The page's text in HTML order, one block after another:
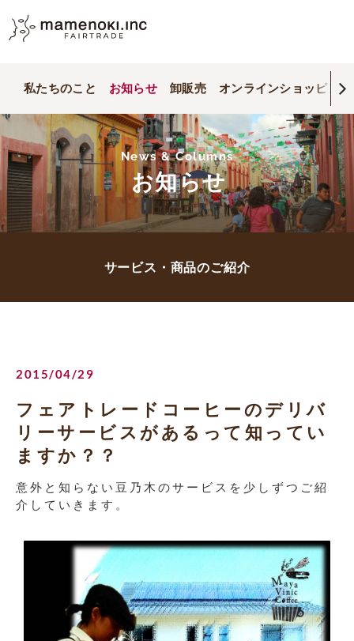
私たちのこと お知らせ 卸販売 オンラインショッピング
News & Columns
お知らせ
サービス・商品のご紹介
2015/04/29
フェアトレードコーヒーのデリバ
リーサービスがあるって知ってい
ますか？？
意外と知らない豆乃木のサービスを少しずつご紹
介していきます。